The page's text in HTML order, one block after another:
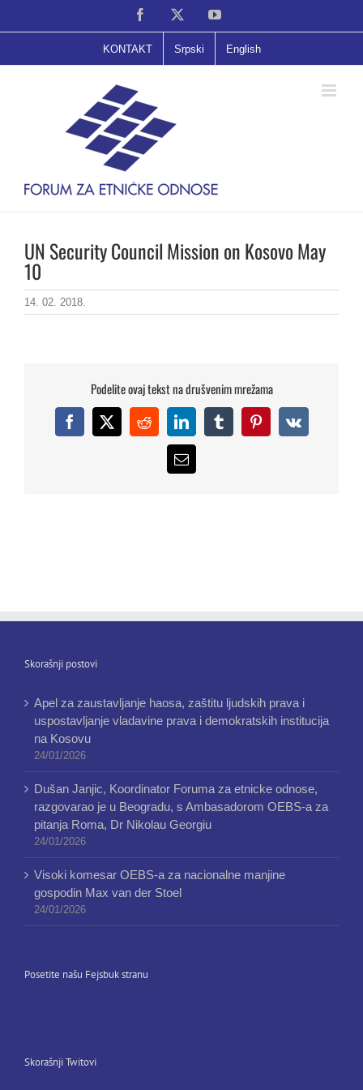
Facebook YouTube
KONTAKT Srpski English
UN Security Council Mission on Kosovo May
10
14. 02. 2018.
Podelite ovaj tekst na drušvenim mrežama
Facebook
X RedditLinkedInTumblrPinterest
Vk
Email
Skorašnji postovi
Apel za zaustavljanje haosa, zaštitu ljudskih prava i
uspostavljanje vladavine prava i demokratskih institucija
na Kosovu
24/01/2026
Dušan Janjic, Koordinator Foruma za etnicke odnose,
razgovarao je u Beogradu, s Ambasadorom OEBS-a za
pitanja Roma, Dr Nikolau Georgiu
24/01/2026
Visoki komesar OEBS-a za nacionalne manjine
gospodin Max van der Stoel
24/01/2026
Posetite našu Fejsbuk stranu
Skorašnji Twitovi